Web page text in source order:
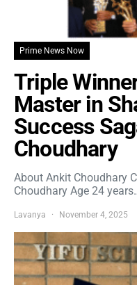
Prime News Now
Triple
Master in
Success
Choudhary
About Ankit Choudhary
Choudhary Age 24
Lavanya November 4, 2025